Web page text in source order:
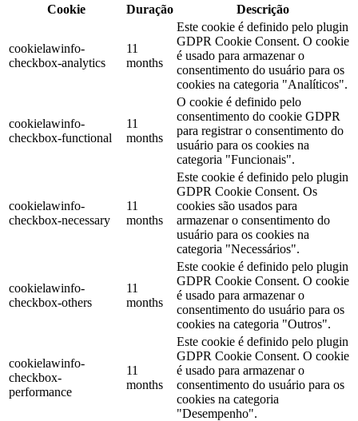
Cookie
Duração Descrição
cookielawinfo-
checkbox-analytics
11
months
Este cookie é definido pelo plugin
GDPR Cookie Consent. O cookie
é usado para armazenar o
consentimento do usuário para os
cookies na categoria "Analíticos".
cookielawinfo-
checkbox-functional
11
months
O cookie é definido pelo
consentimento do cookie GDPR
para registrar o consentimento do
usuário para os cookies na
categoria "Funcionais".
cookielawinfo-
checkbox-necessary
11
months
Este cookie é definido pelo plugin
GDPR Cookie Consent. Os
cookies são usados ​​para
armazenar o consentimento do
usuário para os cookies na
categoria "Necessários".
cookielawinfo-
checkbox-others
11
months
Este cookie é definido pelo plugin
GDPR Cookie Consent. O cookie
é usado para armazenar o
consentimento do usuário para os
cookies na categoria "Outros".
cookielawinfo-
checkbox-
performance
11
months
Este cookie é definido pelo plugin
GDPR Cookie Consent. O cookie
é usado para armazenar o
consentimento do usuário para os
cookies na categoria
"Desempenho".